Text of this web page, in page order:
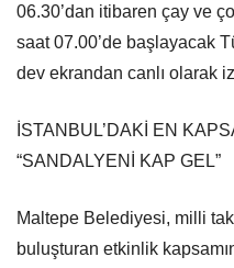
06.30’dan itibaren çay ve
saat 07.00’de başlayacak
dev ekrandan canlı olarak
İSTANBUL’DAKİ EN
“SANDALYENİ KAP GEL”
Maltepe Belediyesi, milli
buluşturan etkinlik